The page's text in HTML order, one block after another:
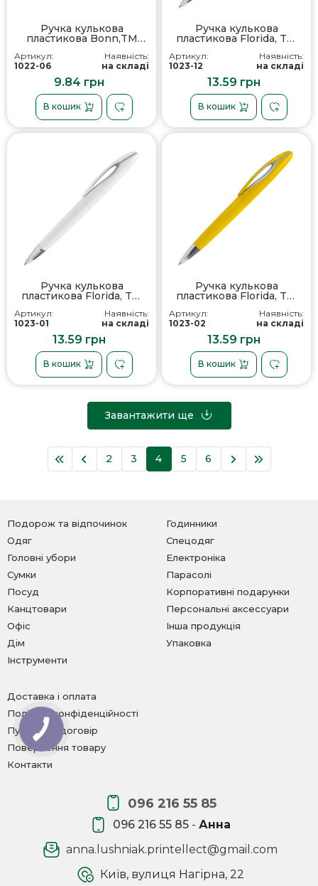
Ручка кулькова
пластикова Bonn,TM
Артикул:
1022-06
Наявність:
на складі
9.84 грн
В кошик
Ручка кулькова
пластикова Florida, TM
Артикул:
1023-12
Наявність:
на складі
13.59 грн
В кошик
Ручка кулькова
пластикова Florida, TM
Артикул:
1023-01
Наявність:
на складі
13.59 грн
В кошик
Ручка кулькова
пластикова Florida, TM
Артикул:
1023-02
Наявність:
на складі
13.59 грн
В кошик
Завантажити ще
2 3 4 5 6
Подорож та відпочинок
Одяг
Головні убори
Сумки
Посуд
Канцтовари
Офіс
Дім
Інструменти
Годинники
Спецодяг
Електроніка
Парасолі
Корпоративні подарунки
Персональні аксессуари
Інша продукція
Упаковка
Доставка і оплата
Політика конфіденційності
Публічний договір
Повернення товару
Контакти
096 216 55 85
096 216 55 85 - Анна
anna.lushniak.printellect@gmail.com
Київ, вулиця Нагірна, 22